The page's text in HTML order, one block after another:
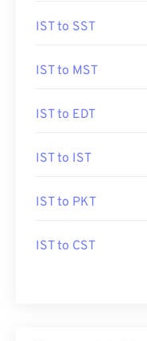
IST to SST
IST to MST
IST to EDT
IST to IST
IST to PKT
IST to CST